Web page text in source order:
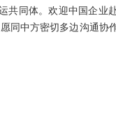
共同体。欢迎中国企业
同中方密切多边沟通协